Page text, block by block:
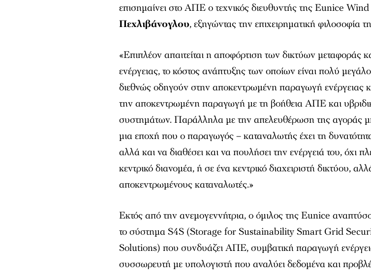
επισημαίνει στο ΑΠΕ ο τεχνικός διευθυντής της Eunice
Πεχλιβάνογλου, εξηγώντας την επιχειρηματική φιλοσοφία
«Επιπλέον απαιτείται η αποφόρτιση των δικτύων μεταφοράς
ενέργειας, το κόστος ανάπτυξης των οποίων είναι πολύ μεγάλο.
διεθνώς οδηγούν στην αποκεντρωμένη παραγωγή ενέργειας
την αποκεντρωμένη παραγωγή με τη βοήθεια ΑΠΕ και
συστημάτων. Παράλληλα με την απελευθέρωση της αγοράς
μια εποχή που ο παραγωγός – καταναλωτής έχει τη
αλλά και να διαθέσει και να πουλήσει την ενέργειά του, όχι
κεντρικό διανομέα, ή σε ένα κεντρικό διαχειριστή δικτύου,
αποκεντρωμένους καταναλωτές.»
Εκτός από την ανεμογεννήτρια, ο όμιλος της Eunice
το σύστημα S4S (Storage for Sustainability Smart Grid
Solutions) που συνδυάζει ΑΠΕ, συμβατική παραγωγή
συσσωρευτή με υπολογιστή που αναλύει δεδομένα και